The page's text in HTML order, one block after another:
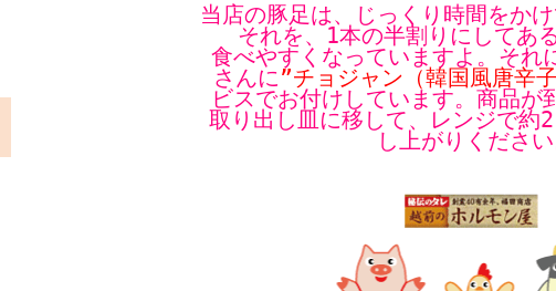
当店の豚足は、じっくり時間をかけ
それを、1本の半割りにしてあ
食べやすくなっていますよ。それ
さんに”チョジャン（韓国風唐辛
ビスでお付けしています。商品が
取り出し皿に移して、レンジで約
し上がりください